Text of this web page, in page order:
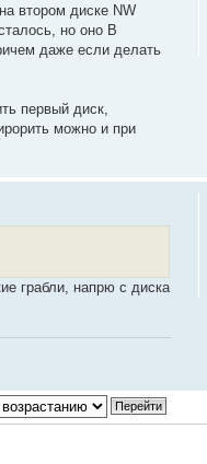
втором диске NW
но оно В
даже если делать
первый диск,
можно и при
грабли, напрю с диска